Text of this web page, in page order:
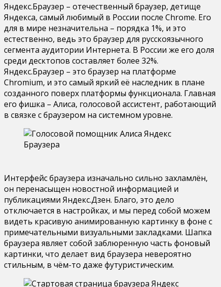
Яндекс.Браузер – отечественный браузер, детище
Яндекса, самый любимый в России после Chrome. Его
для в мире незначительна – порядка 1%, и это
естественно, ведь это браузер для русскоязычного
сегмента аудитории Интернета. В России же его доля
среди десктопов составляет более 32%.
Яндекс.Браузер – это браузер на платформе
Chromium, и это самый яркий её наследник в плане
созданного поверх платформы функционала. Главная
его фишка – Алиса, голосовой ассистент, работающий
в связке с браузером на системном уровне.
Интерфейс браузера изначально сильно захламлён,
он перенасыщен новостной информацией и
публикациями Яндекс.Дзен. Благо, это дело
отключается в настройках, и мы перед собой можем
видеть красивую анимированную картинку в фоне с
примечательными визуальными закладками. Шапка
браузера являет собой заблюренную часть фоновый
картинки, что делает вид браузера невероятно
стильным, в чём-то даже футуристическим.